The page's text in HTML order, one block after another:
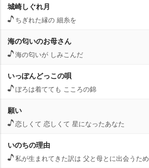
城崎しぐれ月
ちぎれた縁の 細糸を
海の匂いのお母さん
海の匂いが しみこんだ
いっぽんどっこの唄
ぼろは着てても こころの錦
願い
恋しくて 恋しくて 星になったあなた
いのちの理由
私が生まれてきた訳は 父と母とに出会うため